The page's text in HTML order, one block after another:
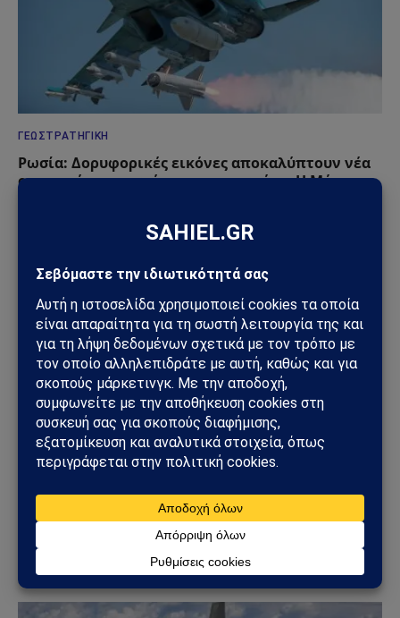
ΓΕΩΣΤΡΑΤΗΓΙΚΉ
Ρωσία: Δορυφορικές εικόνες αποκαλύπτουν νέα
οχυρωμένα καταφύγια αεροσκαφών – Η Μόσχα
Τουρκία – Χαμάς: Ο Χακάν Φιντάν συναντήθηκε
με τον νέο ηγέτη της Χαμάς – Ισχυρό γεωπολιτικό
μήνυμα προς Ισραήλ και Δύση
30/07/2026